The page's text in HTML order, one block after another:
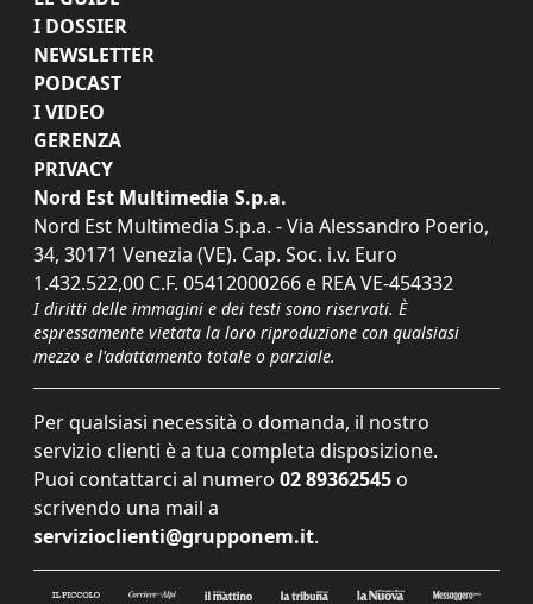
I DOSSIER
NEWSLETTER
PODCAST
I VIDEO
GERENZA
PRIVACY
Nord Est Multimedia S.p.a.
Nord Est Multimedia S.p.a. - Via Alessandro Poerio,
34, 30171 Venezia (VE). Cap. Soc. i.v. Euro
1.432.522,00 C.F. 05412000266 e REA VE-454332
I diritti delle immagini e dei testi sono riservati. È
espressamente vietata la loro riproduzione con qualsiasi
mezzo e l'adattamento totale o parziale.
Per qualsiasi necessità o domanda, il nostro
servizio clienti è a tua completa disposizione.
Puoi contattarci al numero 02 89362545 o
scrivendo una mail a
servizioclienti@grupponem.it.